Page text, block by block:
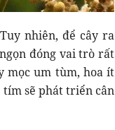
nhiên, để cây ra
đóng vai trò rất
mọc um tùm, hoa ít
tím sẽ phát triển cân